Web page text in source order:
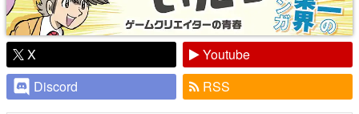
X
Youtube
Discord
RSS